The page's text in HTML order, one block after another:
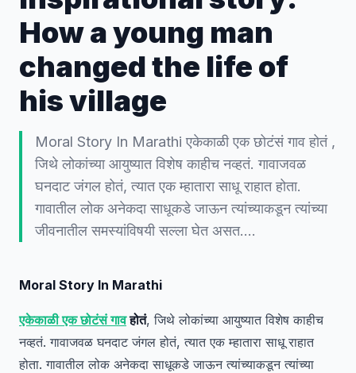
How a young man
changed the life of
his village
Moral Story In Marathi एकेकाळी एक छोटंसं गाव होतं ,
जिथे लोकांच्या आयुष्यात विशेष काहीच नव्हतं. गावाजवळ
घनदाट जंगल होतं, त्यात एक म्हातारा साधू राहात होता.
गावातील लोक अनेकदा साधूकडे जाऊन त्यांच्याकडून त्यांच्या
जीवनातील समस्यांविषयी सल्ला घेत असत.…
Moral Story In Marathi
एकेकाळी एक छोटंसं गावहोतं, जिथे लोकांच्या आयुष्यात विशेष काहीच
नव्हतं. गावाजवळ घनदाट जंगल होतं, त्यात एक म्हातारा साधू राहात
होता. गावातील लोक अनेकदा साधूकडे जाऊन त्यांच्याकडून त्यांच्या